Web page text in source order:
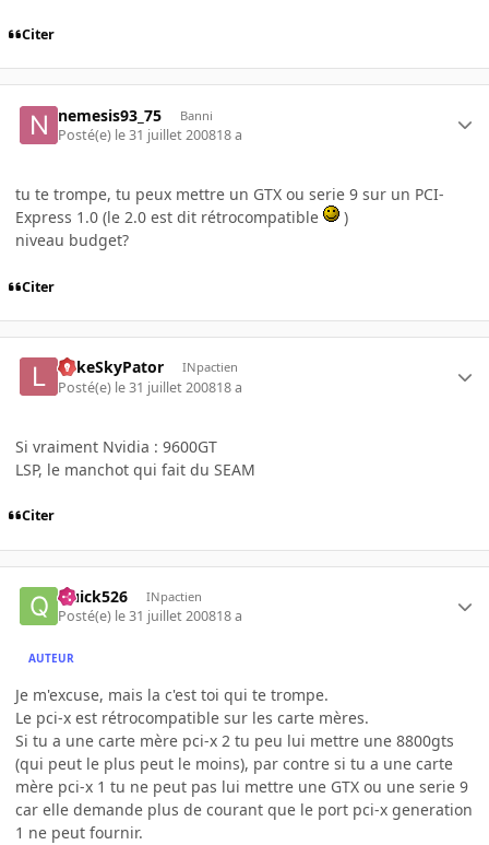
Citer
nemesis93_75 Banni
Posté(e) le 31 juillet 200818 a
tu te trompe, tu peux mettre un GTX ou serie 9 sur un PCI-
Express 1.0 (le 2.0 est dit rétrocompatible
)
niveau budget?
Citer
LukeSkyPator INpactien
Posté(e) le 31 juillet 200818 a
Si vraiment Nvidia : 9600GT
LSP, le manchot qui fait du SEAM
Citer
Quick526 INpactien
Posté(e) le 31 juillet 200818 a
AUTEUR
Je m'excuse, mais la c'est toi qui te trompe.
Le pci-x est rétrocompatible sur les carte mères.
Si tu a une carte mère pci-x 2 tu peu lui mettre une 8800gts
(qui peut le plus peut le moins), par contre si tu a une carte
mère pci-x 1 tu ne peut pas lui mettre une GTX ou une serie 9
car elle demande plus de courant que le port pci-x generation
1 ne peut fournir.